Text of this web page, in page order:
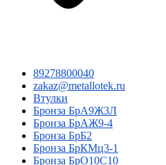
89278800040
zakaz@metallotek.ru
Втулки
Бронза БрА9Ж3Л
Бронза БрАЖ9-4
Бронза БрБ2
Бронза БрКМц3-1
Бронза БрО10С10